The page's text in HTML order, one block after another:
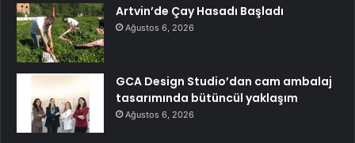
Artvin’de Çay Hasadı Başladı
Ağustos 6, 2026
GCA Design Studio’dan cam ambalaj
tasarımında bütüncül yaklaşım
Ağustos 6, 2026